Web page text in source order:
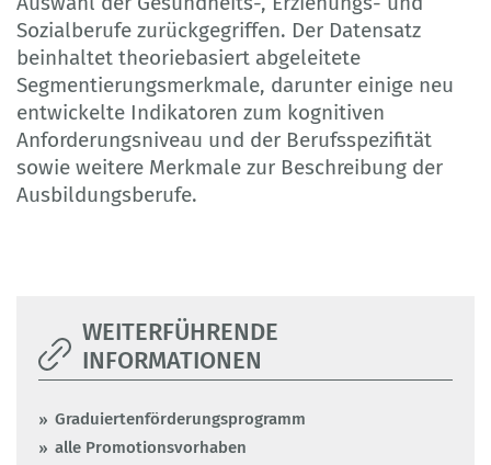
Sozialberufe zurückgegriffen. Der Datensatz
beinhaltet theoriebasiert abgeleitete
Segmentierungsmerkmale, darunter einige neu
entwickelte Indikatoren zum kognitiven
Anforderungsniveau und der Berufsspezifität
sowie weitere Merkmale zur Beschreibung der
Ausbildungsberufe.
WEITERFÜHRENDE
INFORMATIONEN
Graduiertenförderungsprogramm
alle Promotionsvorhaben